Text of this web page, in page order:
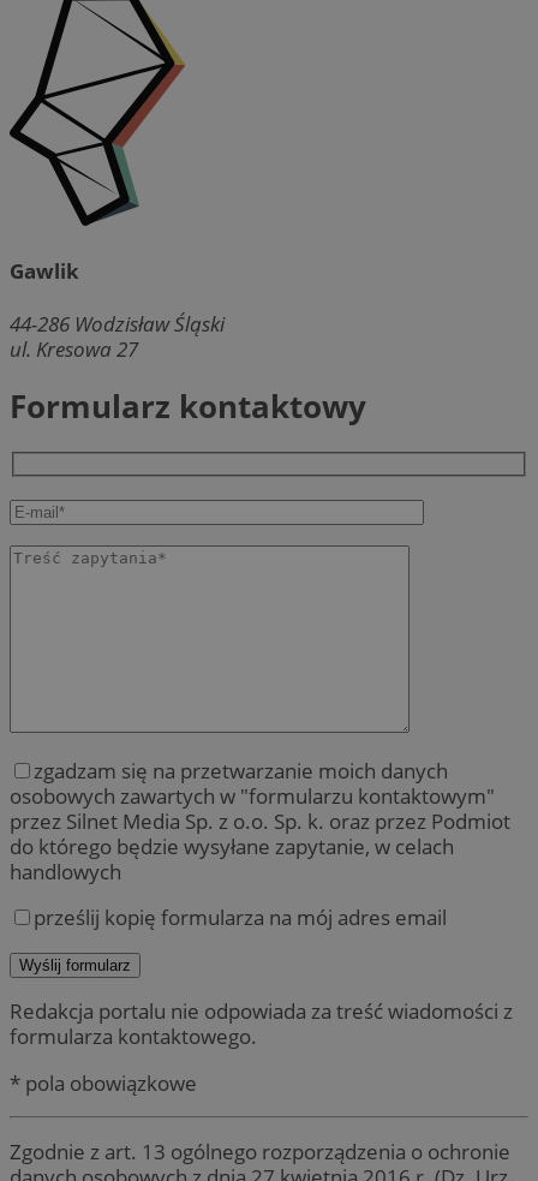
Gawlik
44-286 Wodzisław Śląski
ul. Kresowa 27
Formularz kontaktowy
zgadzam się na przetwarzanie moich danych
osobowych zawartych w "formularzu kontaktowym"
przez Silnet Media Sp. z o.o. Sp. k. oraz przez Podmiot
do którego będzie wysyłane zapytanie, w celach
handlowych
prześlij kopię formularza na mój adres email
Redakcja portalu nie odpowiada za treść wiadomości z
formularza kontaktowego.
* pola obowiązkowe
Zgodnie z art. 13 ogólnego rozporządzenia o ochronie